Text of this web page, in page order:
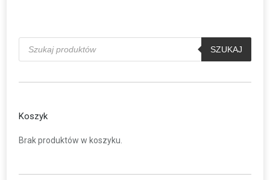
Wyszukiwarka
produktów
SZUKAJ
Koszyk
Brak produktów w koszyku.